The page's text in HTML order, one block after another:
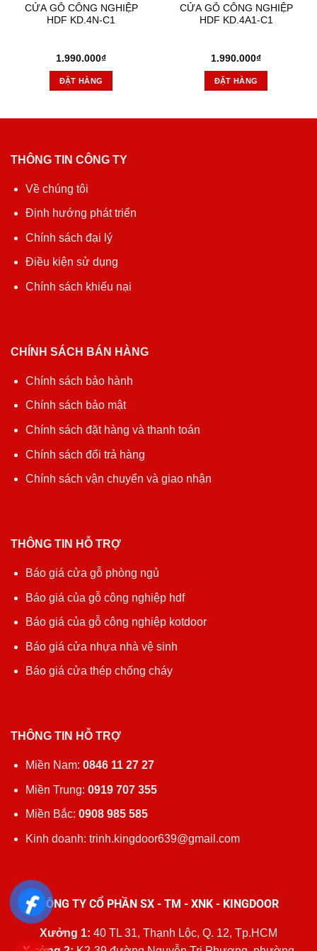
CỬA GỖ CÔNG NGHIỆP
HDF KD.4N-C1
1.990.000₫
ĐẶT HÀNG
CỬA GỖ CÔNG NGHIỆP
HDF KD.4A1-C1
1.990.000₫
ĐẶT HÀNG
THÔNG TIN CÔNG TY
Về chúng tôi
Định hướng phát triển
Chính sách đại lý
Điều kiện sử dụng
Chính sách khiếu nại
CHÍNH SÁCH BÁN HÀNG
Chính sách bảo hành
Chính sách bảo mật
Chính sách đặt hàng và thanh toán
Chính sách đổi trả hàng
Chính sách vận chuyển và giao nhận
THÔNG TIN HỖ TRỢ
Báo giá cửa gỗ phòng ngủ
Báo giá của gỗ công nghiệp hdf
Báo giá của gỗ công nghiệp kotdoor
Báo giá cửa nhựa nhà vệ sinh
Báo giá cửa thép chống cháy
THÔNG TIN HỖ TRỢ
Miền Nam: 0846 11 27 27
Miền Trung: 0919 707 355
Miền Bắc: 0908 985 585
Kinh doanh: trinh.kingdoor639@gmail.com
CÔNG TY CỔ PHẦN SX - TM - XNK - KINGDOOR
Xưởng 1: 40 TL 31, Thạnh Lộc, Q. 12, Tp.HCM